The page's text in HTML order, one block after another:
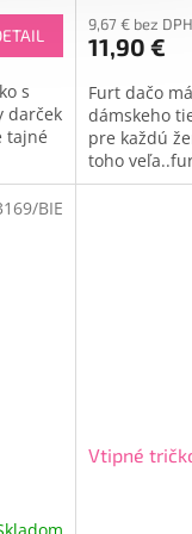
s
darček
tajné
9,67 € bez DPH
11,90 €
Furt dačo
dámskeho
pre každú
toho
nemá čas
BIE
Vtipné